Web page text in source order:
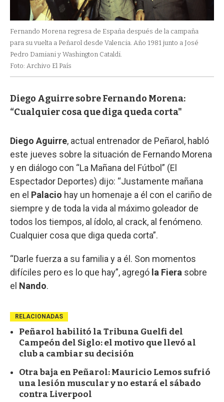
Fernando Morena regresa de España después de la campaña
para su vuelta a Peñarol desde Valencia. Año 1981 junto a José
Pedro Damiani y Washington Cataldi.
Foto: Archivo El País
Diego Aguirre sobre Fernando Morena:
“Cualquier cosa que diga queda corta"
Diego Aguirre, actual entrenador de Peñarol, habló
este jueves sobre la situación de Fernando Morena
y en diálogo con “La Mañana del Fútbol” (El
Espectador Deportes) dijo: “Justamente mañana
en el Palacio hay un homenaje a él con el cariño de
siempre y de toda la vida al máximo goleador de
todos los tiempos, al ídolo, al crack, al fenómeno.
Cualquier cosa que diga queda corta”.
“Darle fuerza a su familia y a él. Son momentos
difíciles pero es lo que hay”, agregó la Fiera sobre
el Nando.
RELACIONADAS
Peñarol habilitó la Tribuna Guelfi del
Campeón del Siglo: el motivo que llevó al
club a cambiar su decisión
Otra baja en Peñarol: Mauricio Lemos sufrió
una lesión muscular y no estará el sábado
contra Liverpool